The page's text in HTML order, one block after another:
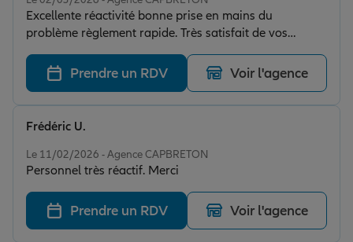
Excellente réactivité bonne prise en mains du
problème règlement rapide. Très satisfait de vos
services
Prendre un RDV Voir l'agence
Le 11/02/2026 - Agence CAPBRETON
Personnel très réactif. Merci
Frédéric U.
Prendre un RDV Voir l'agence